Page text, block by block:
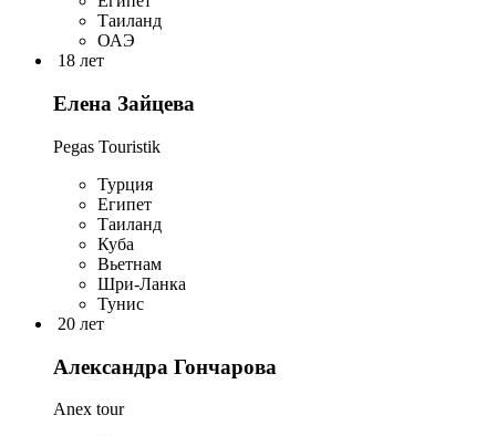
Таиланд
ОАЭ
18 лет
Елена Зайцева
Pegas Touristik
Турция
Египет
Таиланд
Куба
Вьетнам
Шри-Ланка
Тунис
20 лет
Александра Гончарова
Anex tour